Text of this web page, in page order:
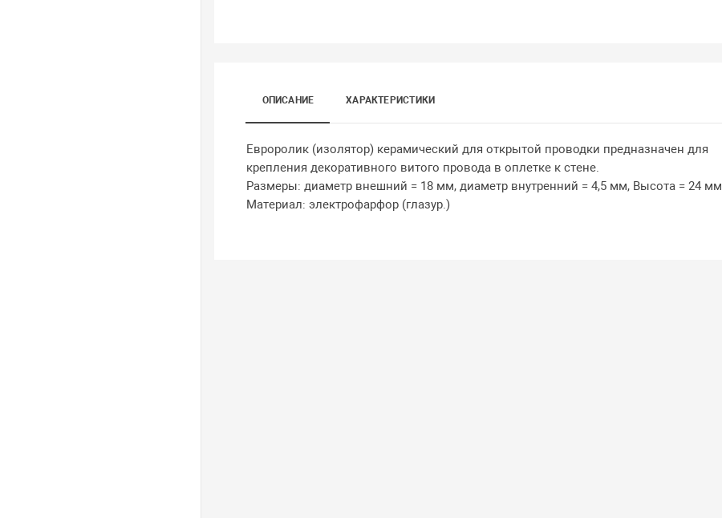
ОПИСАНИЕ ХАРАКТЕРИСТИКИ
Евроролик (изолятор) керамический для открытой проводки предназначен для
крепления декоративного витого провода в оплетке к стене.
Размеры: диаметр внешний = 18 мм, диаметр внутренний = 4,5 мм, Высота = 24 мм
Материал: электрофарфор (глазур.)